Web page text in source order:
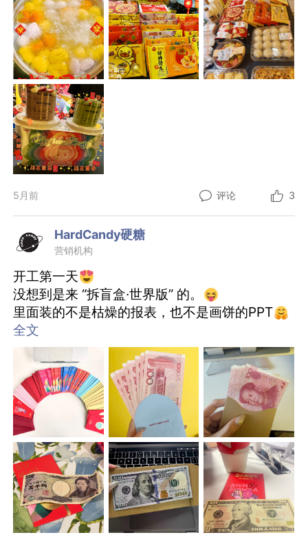
稿，搞定沟通、提案和项目推进。
要求专科及以上学历，5 年以上大品牌服务经
验，懂 digital 全案与 social 热点，抗压会沟
通、爱追热点有激情。
SAD
负责互联网营销视觉创意设计，精准拿捏需求与
风格，把客户反馈改成亮眼作品。
脑暴不停、落地稳准，给动画和前端提供美术支
持，靠谱又好配合。
3 年以上设计经验，美术科班优先，审美在线、
手速够快，爱设计懂细节。
寻找像走出舒适区探索新行业客户的人
寻找想突破职业瓶颈的广告人
豆沙是文案，细腻又甜进心里；
蓝莓是视觉，清新又出挑；
每一口，都是不一样的惊喜。
元宵喜乐，不止今天。
5月前 评论 3
HardCandy硬糖
营销机构
开工第一天
没想到是来 “拆盲盒·世界版” 的。
里面装的不是枯燥的报表，也不是画饼的PPT
而是实打实的 “联合国配色财富”——
可能是欧罗巴的浪漫，也可能是美洲的热情
或者是东南亚的清新。
有人抽中了“伦敦一杯咖啡”，
有人抽中了“东京一份寿司”，
有人抽中了“开普敦烤肉“
在这个充满AI和OKR的时代，
我们依然相信 “摸得到的运气”。
“汇率差”已送达～
HARDCANDY祝大家：
手里的外币不贬值，
心里的梦想不贬值，
全文